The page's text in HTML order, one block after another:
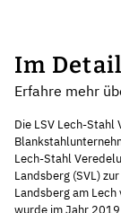
Im Detail
Erfahre mehr
Die LSV Lech-
Lech-Stahl
Landsberg (SVL)
Landsberg am Lech